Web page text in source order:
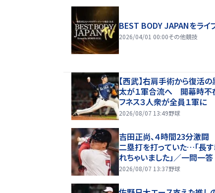
BEST BODY JAPANをライ
2026/04/01 00:00その他競技
【西武】右肩手術から復活
太が１軍合流へ 開幕時不
フネス３人衆が全員１軍に
2026/08/07 13:49野球
吉田正尚、４時間23分激
二塁打を打っていた…「長
れちゃいました」／一問一答
2026/08/07 13:37野球